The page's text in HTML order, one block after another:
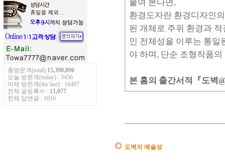
총방문객(total):15,390,890
오늘 방문객(today) : 3456
어제 방문객(the last) : 16497
전체 글등록수 : 11,077
전체 답변글 : 1016
붙여 본다면,
환경도자란 환경디자인
된 개체로 주위 환경과
인 전체성을 이루는 통일
야 하며, 단순 조형작품
본 홈의 출간서적『도벽
도벽의 예술성